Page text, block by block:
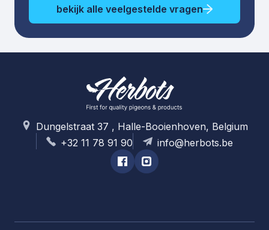
bekijk alle veelgestelde vragen
Dungelstraat 37 , Halle-Booienhoven, Belgium
+32 11 78 91 90
info@herbots.be